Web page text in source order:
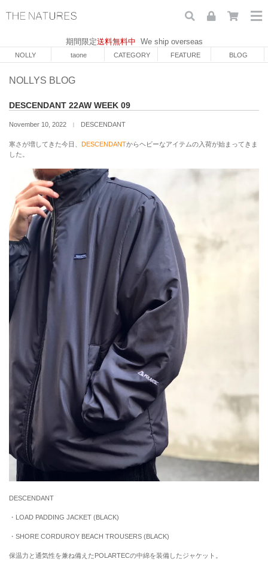
期間限定送料無料中 We ship overseas
NOLLY taone CATEGORY FEATURE BLOG
NOLLYS BLOG
DESCENDANT 22AW WEEK 09
November 10, 2022 DESCENDANT
寒さが増してきた今日、 DESCENDANTからヘビーなアイテムの入荷が始まってきま
した。
DESCENDANT
・LOAD PADDING JACKET (BLACK)
・SHORE CORDUROY BEACH TROUSERS (BLACK)
保温力と通気性を兼ね備えたPOLARTECの中綿を装備したジャケット。